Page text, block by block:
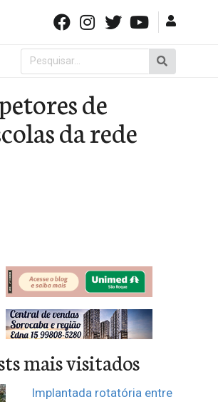
Pesquisar
por:
de
da rede
mais visitados
Implantada rotatória entre